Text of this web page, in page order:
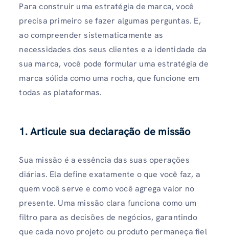
Para construir uma estratégia de marca, você
precisa primeiro se fazer algumas perguntas. E,
ao compreender sistematicamente as
necessidades dos seus clientes e a identidade da
sua marca, você pode formular uma estratégia de
marca sólida como uma rocha, que funcione em
todas as plataformas.
1. Articule sua declaração de missão
Sua missão é a essência das suas operações
diárias. Ela define exatamente o que você faz, a
quem você serve e como você agrega valor no
presente. Uma missão clara funciona como um
filtro para as decisões de negócios, garantindo
que cada novo projeto ou produto permaneça fiel